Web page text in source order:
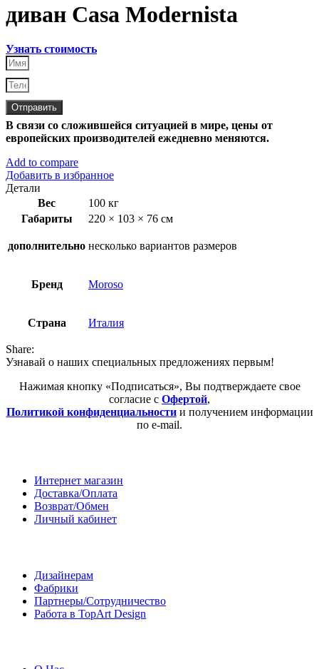
диван Casa Modernista
Узнать стоимость
Отправить
В связи со сложившейся ситуацией в мире, цены от
европейских производителей ежедневно меняются.
Add to compare
Добавить в избранное
Детали
Вес
100 кг
Габариты
220 × 103 × 76 см
дополнительно несколько вариантов размеров
Бренд Moroso
Страна Италия
Share:
Узнавай о наших специальных предложениях первым!
Нажимая кнопку «Подписаться», Вы подтверждаете свое
согласие с Офертой,
Политикой конфиденциальностии получением информации
по e-mail.
Интернет магазин
Доставка/Оплата
Возврат/Обмен
Личный кабинет
Дизайнерам
Фабрики
Партнеры/Сотрудничество
Работа в TopArt Design